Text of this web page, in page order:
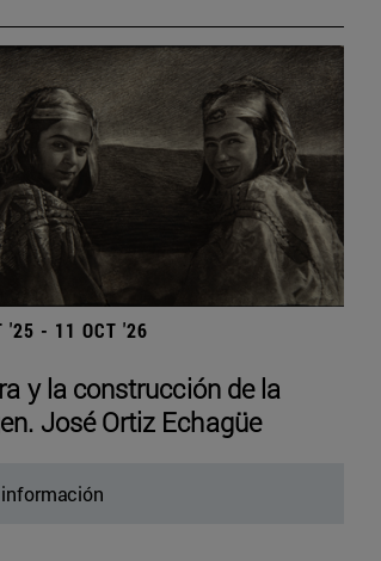
'25 - 11 OCT '26
y la construcción de la
José Ortiz Echagüe